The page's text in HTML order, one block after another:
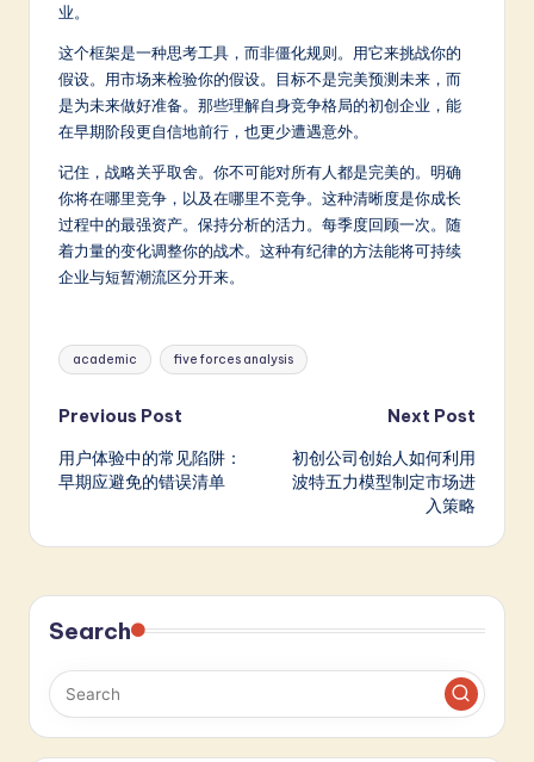
业。
这个框架是一种思考工具，而非僵化规则。用它来挑战你的
假设。用市场来检验你的假设。目标不是完美预测未来，而
是为未来做好准备。那些理解自身竞争格局的初创企业，能
在早期阶段更自信地前行，也更少遭遇意外。
记住，战略关乎取舍。你不可能对所有人都是完美的。明确
你将在哪里竞争，以及在哪里不竞争。这种清晰度是你成长
过程中的最强资产。保持分析的活力。每季度回顾一次。随
着力量的变化调整你的战术。这种有纪律的方法能将可持续
企业与短暂潮流区分开来。
Tags:
academic five forces analysis
Post
navigation
Previous Post
用户体验中的常见陷阱：
早期应避免的错误清单
Next Post
初创公司创始人如何利用
波特五力模型制定市场进
入策略
Search